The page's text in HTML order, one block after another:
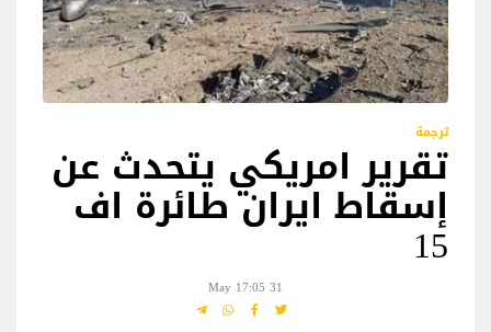
ترجمة
تقرير امريكي يتحدث عن
إسقاط ايران طائرة اف
15
31 May 17:05